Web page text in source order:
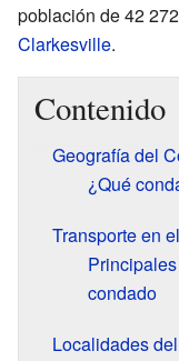
población de 42
Clarkesville.
Contenido
Geografía del
¿Qué
Transporte en
condado
Localidades